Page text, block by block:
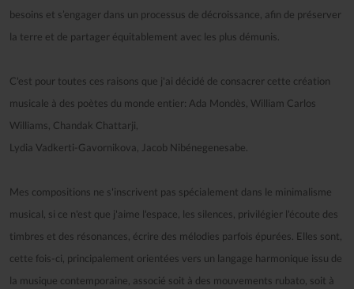
besoins et s’engager dans un processus de décroissance, afin de préserver
la terre et de partager équitablement avec les plus démunis.
C'est pour toutes ces raisons que j'ai décidé de consacrer cette création
musicale à des poètes du monde entier: Ada Mondès, William Carlos
Williams, Chandak Chattarji,
Lydia Vadkerti-Gavornikova, Jacob Nibénegenesabe.
Mes compositions ne s'inscrivent pas spécialement dans le minimalisme
musical, si ce n'est que j'aime l'espace, les silences, privilégier l'écoute des
timbres et des résonances, écrire des mélodies parfois épurées. Elles sont,
cette fois-ci, principalement orientées vers un langage harmonique issu de
la musique contemporaine, associé soit à des mouvements rubato, soit à